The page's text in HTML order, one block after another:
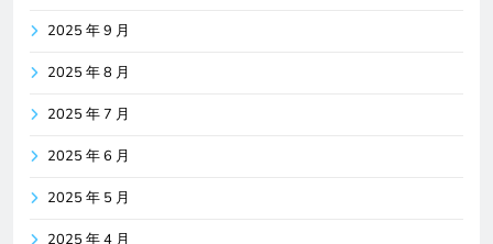
2025 年 9 月
2025 年 8 月
2025 年 7 月
2025 年 6 月
2025 年 5 月
2025 年 4 月